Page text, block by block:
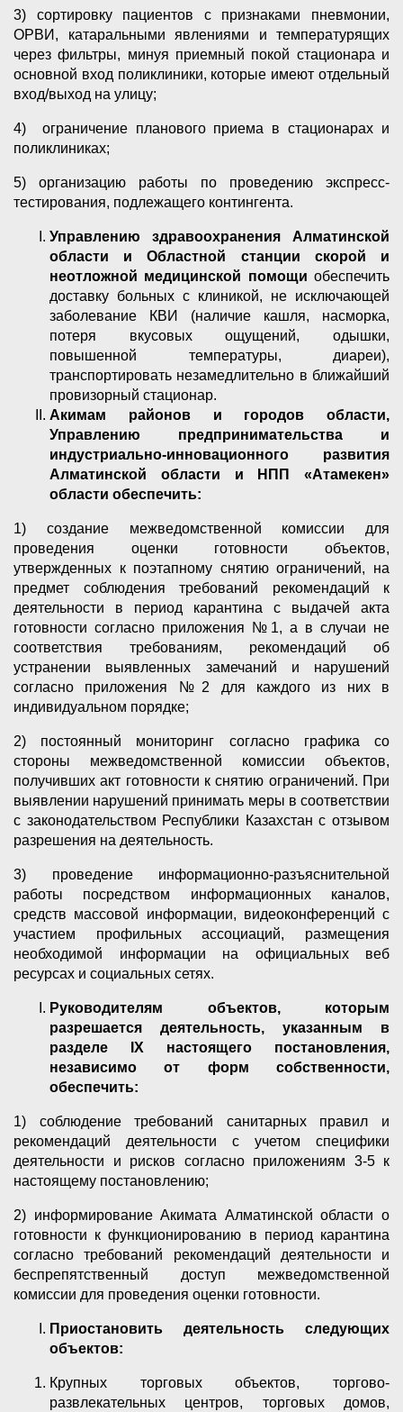
3) сортировку пациентов с признаками пневмонии,
ОРВИ, катаральными явлениями и температурящих
через фильтры, минуя приемный покой стационара и
основной вход поликлиники, которые имеют отдельный
вход/выход на улицу;
4) ограничение планового приема в стационарах и
поликлиниках;
5) организацию работы по проведению экспресс-
тестирования, подлежащего контингента.
Управлению здравоохранения Алматинской
области и Областной станции скорой и
неотложной медицинской помощи обеспечить
доставку больных с клиникой, не исключающей
заболевание КВИ (наличие кашля, насморка,
потеря вкусовых ощущений, одышки,
повышенной температуры, диареи),
транспортировать незамедлительно в ближайший
провизорный стационар.
Акимам районов и городов области,
Управлению предпринимательства и
индустриально-инновационного развития
Алматинской области и НПП «Атамекен»
области обеспечить:
1) создание межведомственной комиссии для
проведения оценки готовности объектов,
утвержденных к поэтапному снятию ограничений, на
предмет соблюдения требований рекомендаций к
деятельности в период карантина с выдачей акта
готовности согласно приложения №1, а в случаи не
соответствия требованиям, рекомендаций об
устранении выявленных замечаний и нарушений
согласно приложения №2 для каждого из них в
индивидуальном порядке;
2) постоянный мониторинг согласно графика со
стороны межведомственной комиссии объектов,
получивших акт готовности к снятию ограничений. При
выявлении нарушений принимать меры в соответствии
с законодательством Республики Казахстан с отзывом
разрешения на деятельность.
3) проведение информационно-разъяснительной
работы посредством информационных каналов,
средств массовой информации, видеоконференций с
участием профильных ассоциаций, размещения
необходимой информации на официальных веб
ресурсах и социальных сетях.
Руководителям объектов, которым
разрешается деятельность, указанным в
разделе
IX настоящего постановления,
независимо от форм собственности,
обеспечить:
1) соблюдение требований санитарных правил и
рекомендаций деятельности с учетом специфики
деятельности и рисков согласно приложениям 3-5 к
настоящему постановлению;
2) информирование Акимата Алматинской области о
готовности к функционированию в период карантина
согласно требований рекомендаций деятельности и
беспрепятственный доступ межведомственной
комиссии для проведения оценки готовности.
Приостановить деятельность следующих
объектов:
Крупных торговых объектов, торгово-
развлекательных центров, торговых домов,